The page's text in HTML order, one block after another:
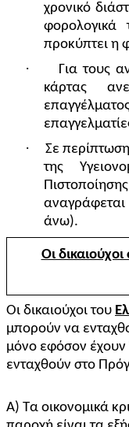
χρονικό
προκύπτει η
·
Για τους
κάρτας
·
Σε
της
άνω).
Οι
Οι δικαιούχοι του
μπορούν να
μόνο εφόσον έχουν
ενταχθούν στο
Α) Τα οικονομικά